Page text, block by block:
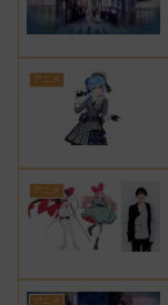
アニメ
アニメ
アニメ